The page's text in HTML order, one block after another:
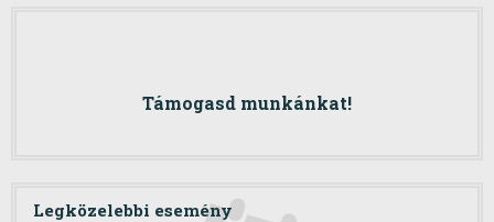
Támogasd munkánkat!
Legközelebbi esemény